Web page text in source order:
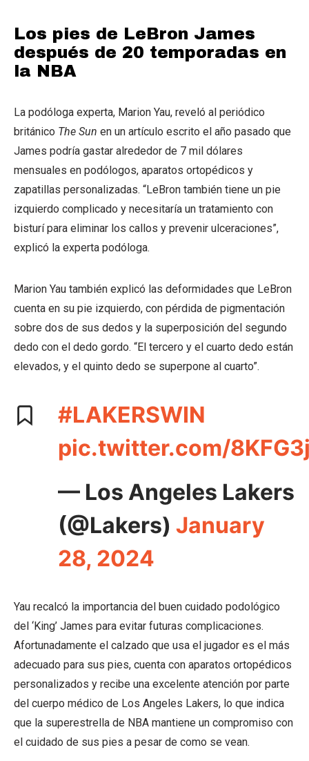
Los pies de LeBron James
después de 20 temporadas en
la NBA
La podóloga experta, Marion Yau, reveló al periódico
británico The Sun en un artículo escrito el año pasado que
James podría gastar alrededor de 7 mil dólares
mensuales en podólogos, aparatos ortopédicos y
zapatillas personalizadas. “LeBron también tiene un pie
izquierdo complicado y necesitaría un tratamiento con
bisturí para eliminar los callos y prevenir ulceraciones”,
explicó la experta podóloga.
Marion Yau también explicó las deformidades que LeBron
cuenta en su pie izquierdo, con pérdida de pigmentación
sobre dos de sus dedos y la superposición del segundo
dedo con el dedo gordo. “El tercero y el cuarto dedo están
elevados, y el quinto dedo se superpone al cuarto”.
#LAKERSWIN
pic.twitter.com/
— Los Angeles Lakers
(@Lakers) January
28, 2024
Yau recalcó la importancia del buen cuidado podológico
del ‘King’ James para evitar futuras complicaciones.
Afortunadamente el calzado que usa el jugador es el más
adecuado para sus pies, cuenta con aparatos ortopédicos
personalizados y recibe una excelente atención por parte
del cuerpo médico de Los Angeles Lakers, lo que indica
que la superestrella de NBA mantiene un compromiso con
el cuidado de sus pies a pesar de como se vean.